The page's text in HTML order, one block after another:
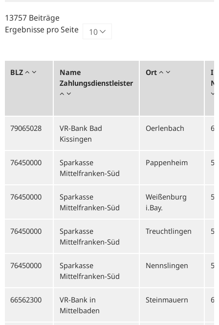
13757 Beiträge
Ergebnisse pro Seite
BLZ
Name
Zahlungsdienstleister
Ort
79065028
VR-Bank Bad
Kissingen
Oerlenbach
76450000
Sparkasse
Mittelfranken-Süd
Pappenheim
76450000
Sparkasse
Mittelfranken-Süd
Weißenburg
i.Bay.
76450000
Sparkasse
Mittelfranken-Süd
Treuchtlingen
76450000
Sparkasse
Mittelfranken-Süd
Nennslingen
66562300
VR-Bank in
Mittelbaden
Steinmauern